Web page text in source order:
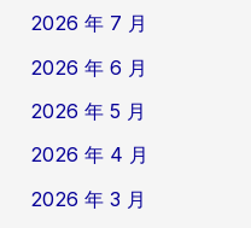
2026 年 7 月
2026 年 6 月
2026 年 5 月
2026 年 4 月
2026 年 3 月